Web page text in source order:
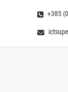
+385